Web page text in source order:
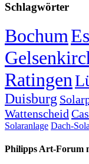
Schlagwörter
Bochum
Ratingen
Duisburg
Wattenscheid
Solaranlage Dach-
Philipps Art-Forum